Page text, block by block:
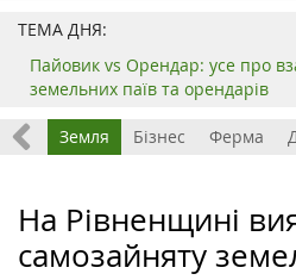
ТЕМА ДНЯ:
Пайовик vs Орендар: усе про
земельних паїв та орендарів
Все Земля Бізнес Ферма
На Рівненщині
самозайняту